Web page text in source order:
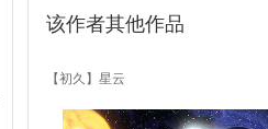
该作者其他作品
【初久】星云